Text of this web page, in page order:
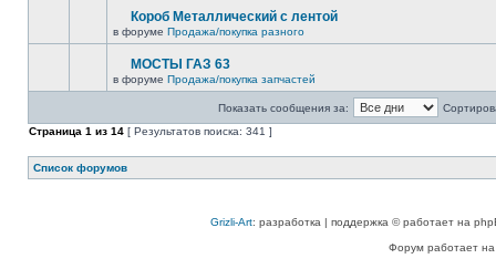
Короб Металлический с лентой
в форуме Продажа/покупка разного
МОСТЫ ГАЗ 63
в форуме Продажа/покупка запчастей
Показать сообщения за:
Страница 1 из 14 [ Результатов поиска: 341 ]
Список форумов
Grizli-Art: разработка | поддержка © работает на
Форум работает